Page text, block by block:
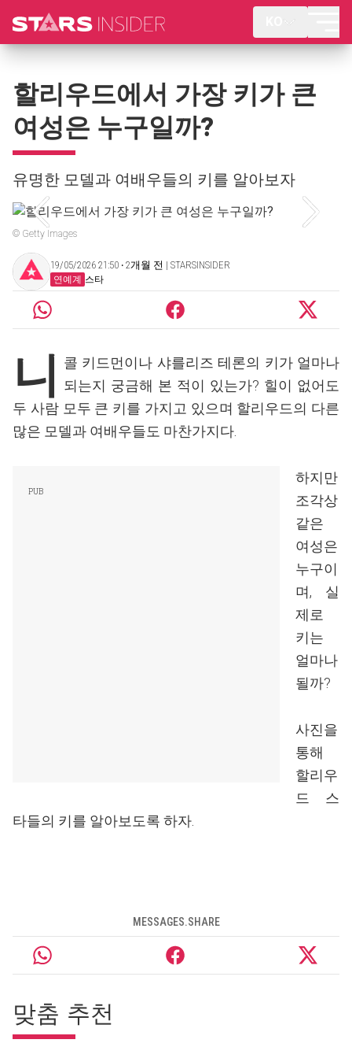
할리우드에서 가장 키가 큰
여성은 누구일까?
유명한 모델과 여배우들의 키를 알아보자
© Getty Images
19/05/2026 21:50 ‧ 2개월 전 | STARSINSIDER
연예계 스타
니 콜 키드먼이나 샤를리즈 테론의 키가 얼마나
되는지 궁금해 본 적이 있는가? 힐이 없어도
두 사람 모두 큰 키를 가지고 있으며 할리우드의 다른
많은 모델과 여배우들도 마찬가지다.
하지만
조각상
같은
여성은
누구이
며, 실
제로
키는
얼마나
될까?
사진을
통해
할리우
드 스
타들의 키를 알아보도록 하자.
MESSAGES.SHARE
맞춤 추천